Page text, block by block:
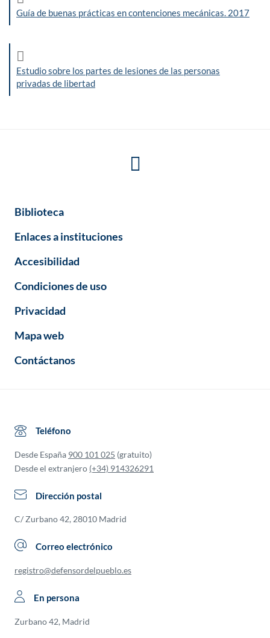
Guía de buenas prácticas en contenciones mecánicas. 2017
Estudio sobre los partes de lesiones de las personas
privadas de libertad
Biblioteca
Enlaces a instituciones
Accesibilidad
Condiciones de uso
Privacidad
Mapa web
Contáctanos
Teléfono
Desde España 900 101 025 (gratuito)
Desde el extranjero (+34) 914326291
Dirección postal
C/ Zurbano 42, 28010 Madrid
Correo electrónico
registro@defensordelpueblo.es
En persona
Zurbano 42, Madrid